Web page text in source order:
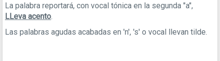
La palabra reportará, con vocal tónica en la segunda "a",
LLeva acento.
Las palabras agudas acabadas en 'n', 's' o vocal llevan tilde.